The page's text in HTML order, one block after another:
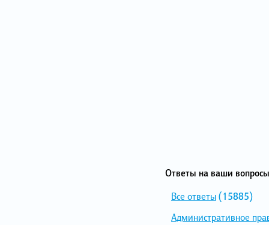
Ответы на ваши
Все ответы(15885)
Административное